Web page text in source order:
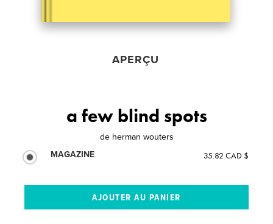
APERÇU
a few blind spots
de herman wouters
MAGAZINE
35.82 CAD $